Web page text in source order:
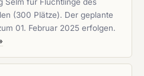
(300 Plätze). Der geplante
01. Februar 2025 erfolgen.